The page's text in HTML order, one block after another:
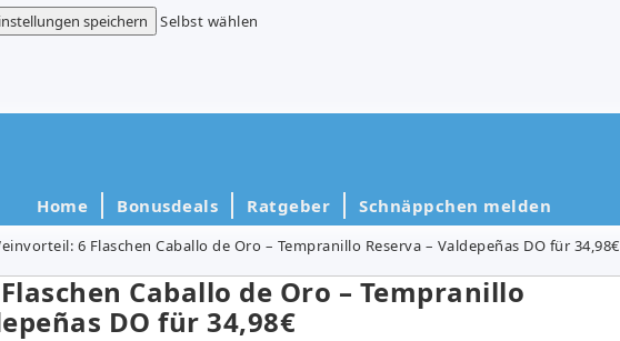
speichern
Selbst wählen
Home Bonusdeals Ratgeber Schnäppchen melden
6 Flaschen Caballo de Oro – Tempranillo Reserva – Valdepeñas DO für 34,98€
Caballo de Oro – Tempranillo
DO für 34,98€